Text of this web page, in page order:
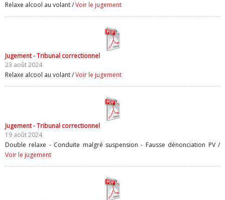
Relaxe alcool au volant /Voir le jugement
Jugement - Tribunal correctionnel
23 août 2024
Relaxe alcool au volant /Voir le jugement
Jugement - Tribunal correctionnel
19 août 2024
Double relaxe - Conduite malgré suspension - Fausse dénonciation PV /
Voir le jugement